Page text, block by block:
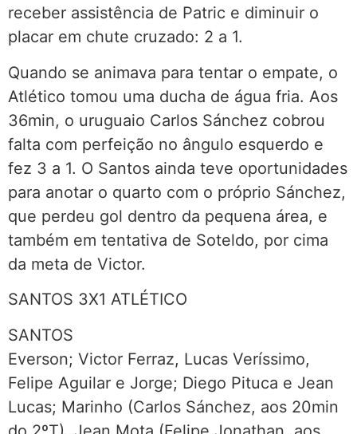
receber assistência de Patric e diminuir o
placar em chute cruzado: 2 a 1.
Quando se animava para tentar o empate, o
Atlético tomou uma ducha de água fria. Aos
36min, o uruguaio Carlos Sánchez cobrou
falta com perfeição no ângulo esquerdo e
fez 3 a 1. O Santos ainda teve oportunidades
para anotar o quarto com o próprio Sánchez,
que perdeu gol dentro da pequena área, e
também em tentativa de Soteldo, por cima
da meta de Victor.
SANTOS 3X1 ATLÉTICO
SANTOS
Everson; Victor Ferraz, Lucas Veríssimo,
Felipe Aguilar e Jorge; Diego Pituca e Jean
Lucas; Marinho (Carlos Sánchez, aos 20min